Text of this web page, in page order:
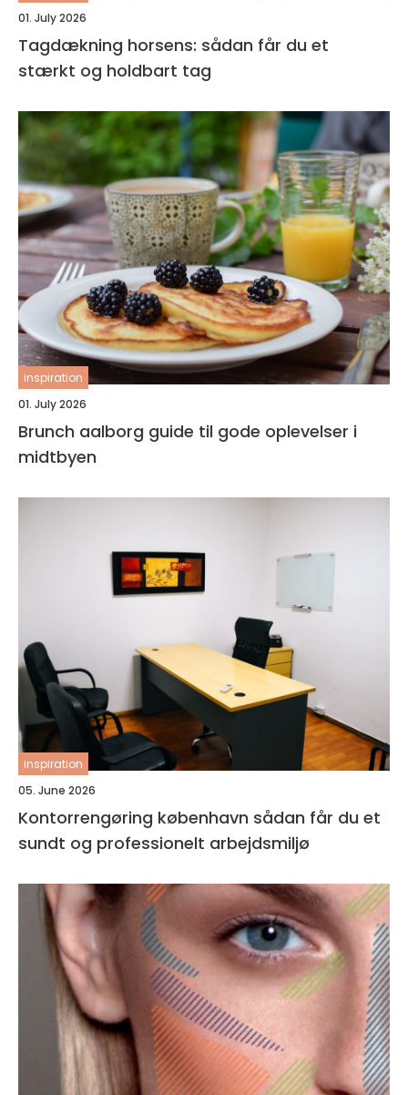
01. July 2026
Tagdækning horsens: sådan får du et
stærkt og holdbart tag
inspiration
01. July 2026
Brunch aalborg guide til gode oplevelser i
midtbyen
inspiration
05. June 2026
Kontorrengøring københavn sådan får du et
sundt og professionelt arbejdsmiljø